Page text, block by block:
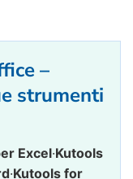
–
strumenti
Excel·Kutools
·Kutools for